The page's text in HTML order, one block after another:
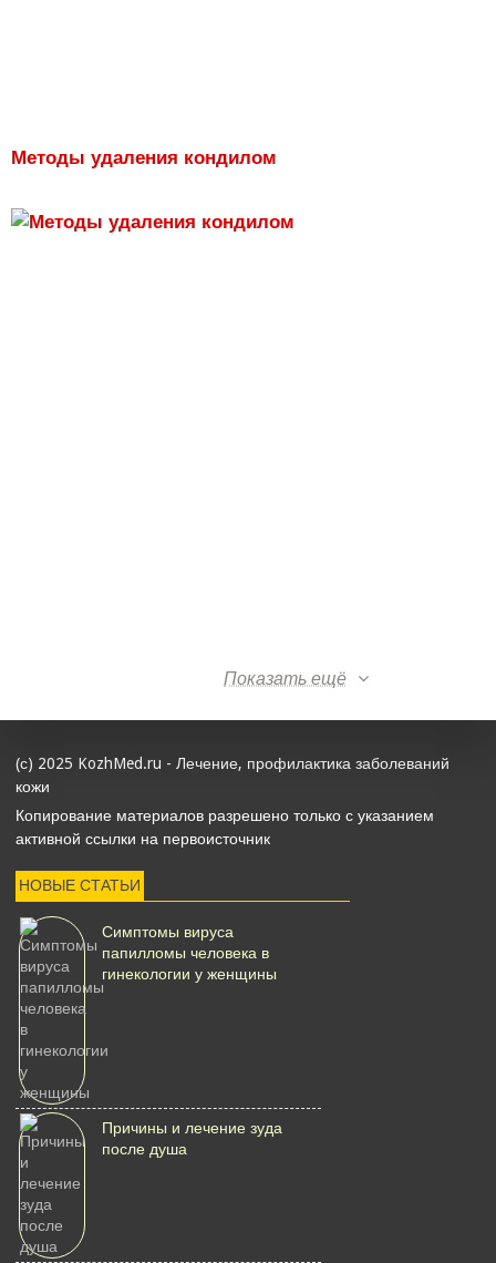
Методы удаления кондилом
Показать ещё
(с) 2025 KozhMed.ru - Лечение, профилактика заболеваний
кожи
Копирование материалов разрешено только с указанием
активной ссылки на первоисточник
НОВЫЕ СТАТЬИ
Симптомы вируса
папилломы человека в
гинекологии у женщины
Причины и лечение зуда
после душа